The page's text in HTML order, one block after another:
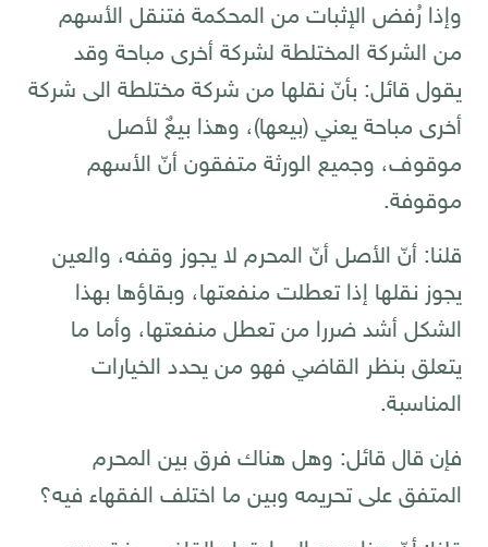
وإذا رُفض الإثبات من المحكمة فتنقل الأسهم
من الشركة المختلطة لشركة أخرى مباحة وقد
يقول قائل: بأنّ نقلها من شركة مختلطة الى شركة
أخرى مباحة يعني (بيعها)، وهذا بيعٌ لأصل
موقوف، وجميع الورثة متفقون أنّ الأسهم
موقوفة.
قلنا: أنّ الأصل أنّ المحرم لا يجوز وقفه، والعين
يجوز نقلها إذا تعطلت منفعتها، وبقاؤها بهذا
الشكل أشد ضررا من تعطل منفعتها، وأما ما
يتعلق بنظر القاضي فهو من يحدد الخيارات
المناسبة.
فإن قال قائل: وهل هناك فرق بين المحرم
المتفق على تحريمه وبين ما اختلف الفقهاء فيه؟